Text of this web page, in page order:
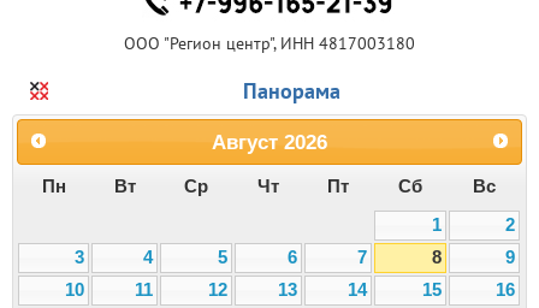
ООО "Регион центр", ИНН 4817003180
Панорама
Август 2026
Пн Вт Ср Чт Пт Сб
Вс
1
2
3
4 5 6 7 8
9
10
11 12 13 14 15
16